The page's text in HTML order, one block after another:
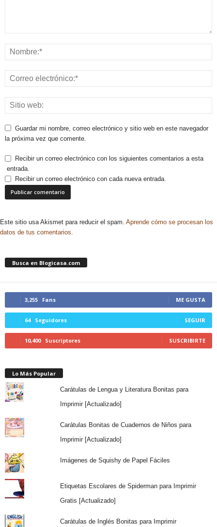
Guardar mi nombre, correo electrónico y sitio web en este navegador
la próxima vez que comente.
Recibir un correo electrónico con los siguientes comentarios a esta
entrada.
Recibir un correo electrónico con cada nueva entrada.
Este sitio usa Akismet para reducir el spam. Aprende cómo se procesan los
datos de tus comentarios.
Busca en Blogicasa.com
3,255 Fans ME GUSTA
64 Seguidores SEGUIR
10,400 Suscriptores SUSCRIBIRTE
Lo Más Popular
Carátulas de Lengua y Literatura Bonitas para
Imprimir [Actualizado]
Carátulas Bonitas de Cuadernos de Niños para
Imprimir [Actualizado]
Imágenes de Squishy de Papel Fáciles
Etiquetas Escolares de Spiderman para Imprimir
Gratis [Actualizado]
Carátulas de Inglés Bonitas para Imprimir